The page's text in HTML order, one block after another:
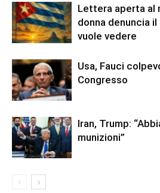
Lettera aperta al
donna denuncia
vuole vedere
Usa, Fauci
Congresso
Iran, Trump:
munizioni”